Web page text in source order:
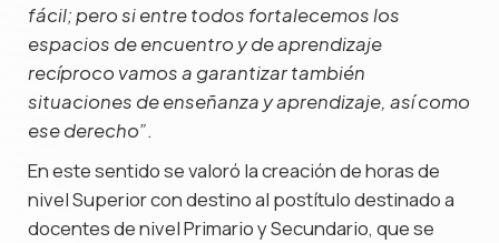
fácil; pero si entre todos fortalecemos los
espacios de encuentro y de aprendizaje
recíproco vamos a garantizar también
situaciones de enseñanza y aprendizaje, así como
ese derecho”.
En este sentido se valoró la creación de horas de
nivel Superior con destino al postítulo destinado a
docentes de nivel Primario y Secundario, que se